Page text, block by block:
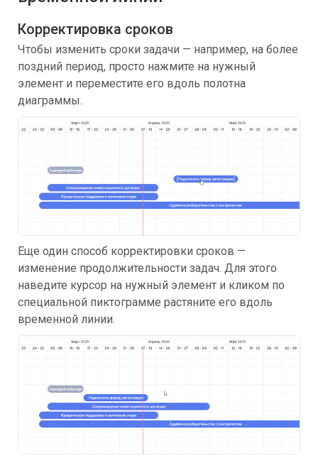
Корректировка сроков
Чтобы изменить сроки задачи — например, на более
поздний период, просто нажмите на нужный
элемент и переместите его вдоль полотна
диаграммы.
Еще один способ корректировки сроков —
изменение продолжительности задач. Для этого
наведите курсор на нужный элемент и кликом по
специальной пиктограмме растяните его вдоль
временной линии.